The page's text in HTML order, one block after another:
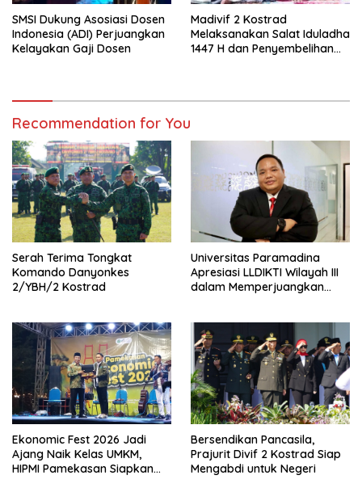
SMSI Dukung Asosiasi Dosen
Indonesia (ADI) Perjuangkan
Kelayakan Gaji Dosen
Madivif 2 Kostrad
Melaksanakan Salat Iduladha
1447 H dan Penyembelihan
Recommendation for You
Serah Terima Tongkat
Komando Danyonkes
2/YBH/2 Kostrad
Universitas Paramadina
Apresiasi LLDIKTI Wilayah III
dalam Memperjuangkan
Ekonomic Fest 2026 Jadi
Ajang Naik Kelas UMKM,
HIPMI Pamekasan Siapkan
Bersendikan Pancasila,
Prajurit Divif 2 Kostrad Siap
Mengabdi untuk Negeri